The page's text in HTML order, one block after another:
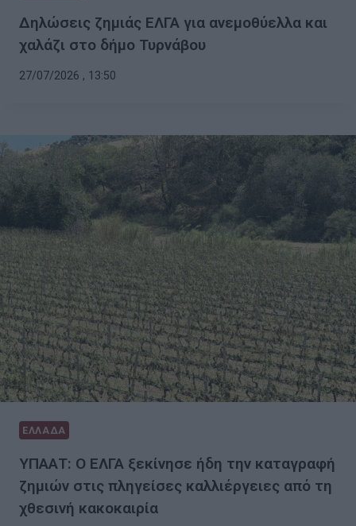
Δηλώσεις ζημιάς ΕΛΓΑ για ανεμοθύελλα και
χαλάζι στο δήμο Τυρνάβου
27/07/2026 , 13:50
ΕΛΛΑΔΑ
ΥΠΑΑΤ: Ο ΕΛΓΑ ξεκίνησε ήδη την καταγραφή
ζημιών στις πληγείσες καλλιέργειες από τη
χθεσινή κακοκαιρία